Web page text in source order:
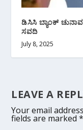
ಡಿಸಿಸಿ ಬ್ಯಾಂಕ್
ಸವದಿ
July 8, 2025
LEAVE A
Your email
fields are marked*